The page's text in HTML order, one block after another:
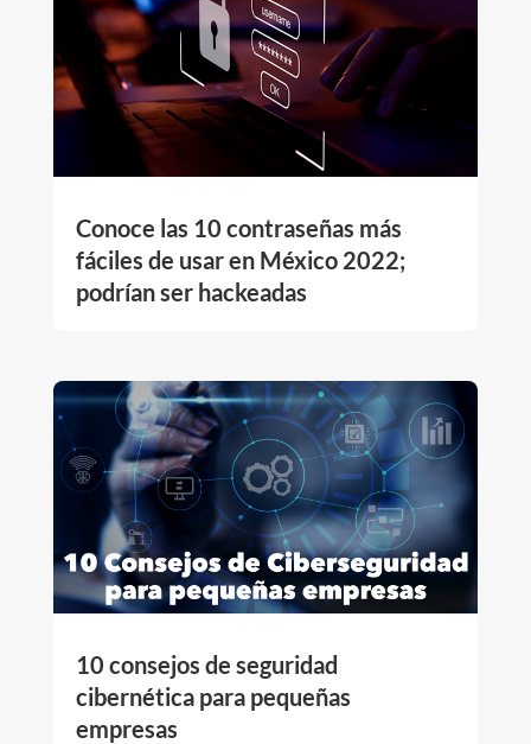
Conoce las 10 contraseñas más
fáciles de usar en México 2022;
podrían ser hackeadas
10 consejos de seguridad
cibernética para pequeñas
empresas